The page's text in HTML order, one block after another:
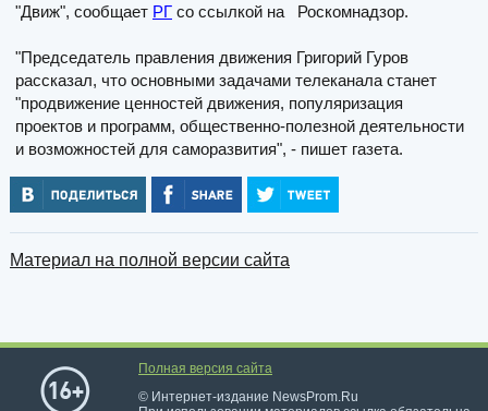
"Движ", сообщает РГ со ссылкой на Роскомнадзор.
"Председатель правления движения Григорий Гуров
рассказал, что основными задачами телеканала станет
"продвижение ценностей движения, популяризация
проектов и программ, общественно-полезной деятельности
и возможностей для саморазвития", - пишет газета.
Материал на полной версии сайта
Полная версия сайта
© Интернет-издание NewsProm.Ru